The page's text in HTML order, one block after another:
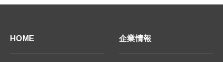
HOME 企業情報